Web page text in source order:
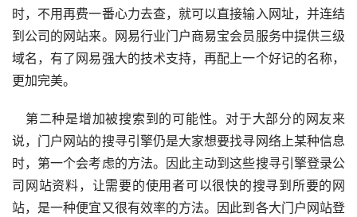
时，不用再费一番心力去查，就可以直接输入网址，并连结
到公司的网站来。网易行业门户商易宝会员服务中提供三级
域名，有了网易强大的技术支持，再配上一个好记的名称，
更加完美。
第二种是增加被搜索到的可能性。对于大部分的网友来
说，门户网站的搜寻引擎仍是大家想要找寻网络上某种信息
时，第一个会考虑的方法。因此主动到这些搜寻引擎登录公
司网站资料，让需要的使用者可以很快的搜寻到所要的网
站，是一种便宜又很有效率的方法。因此到各大门户网站登